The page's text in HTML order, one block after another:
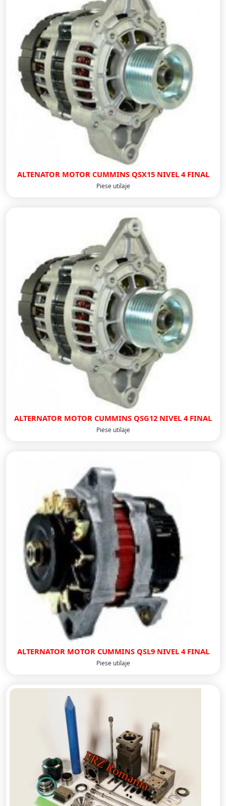
ALTENATOR MOTOR CUMMINS QSX15 NIVEL 4 FINAL
Piese utilaje
ALTERNATOR MOTOR CUMMINS QSG12 NIVEL 4 FINAL
Piese utilaje
ALTERNATOR MOTOR CUMMINS QSL9 NIVEL 4 FINAL
Piese utilaje